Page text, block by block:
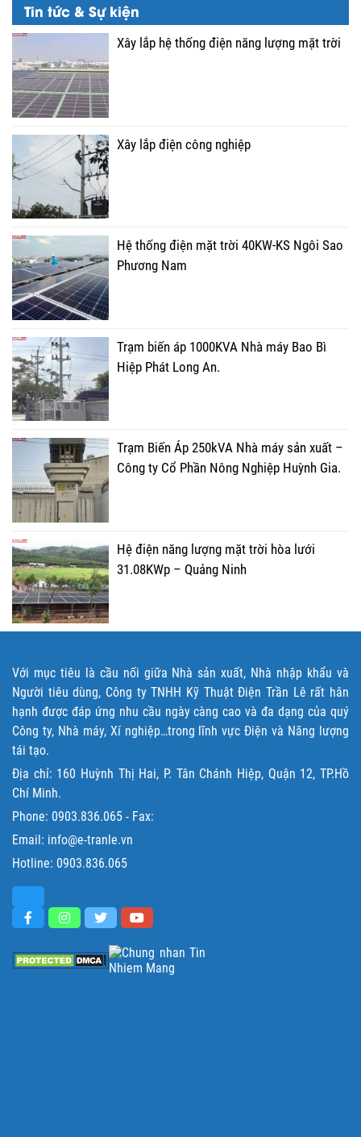
Tin tức & Sự kiện
Xây lắp hệ thống điện năng lượng mặt trời
Xây lắp điện công nghiệp
Hệ thống điện mặt trời 40KW-KS Ngôi Sao
Phương Nam
Trạm biến áp 1000KVA Nhà máy Bao Bì
Hiệp Phát Long An.
Trạm Biến Áp 250kVA Nhà máy sản xuất –
Công ty Cổ Phần Nông Nghiệp Huỳnh Gia.
Hệ điện năng lượng mặt trời hòa lưới
31.08KWp – Quảng Ninh
Với mục tiêu là cầu nối giữa Nhà sản xuất, Nhà nhập khẩu và
Người tiêu dùng, Công ty TNHH Kỹ Thuật Điện Trần Lê rất hân
hạnh được đáp ứng nhu cầu ngày càng cao và đa dạng của quý
Công ty, Nhà máy, Xí nghiệp…trong lĩnh vực Điện và Năng lượng
tái tạo.
Địa chỉ: 160 Huỳnh Thị Hai, P. Tân Chánh Hiệp, Quận 12, TP.Hồ
Chí Minh.
Phone: 0903.836.065 - Fax:
Email: info@e-tranle.vn
Hotline: 0903.836.065